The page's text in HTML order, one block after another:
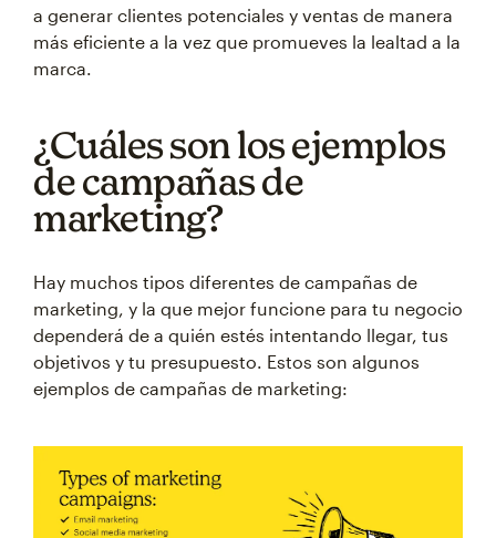
a generar clientes potenciales y ventas de manera
más eficiente a la vez que promueves la lealtad a la
marca.
¿Cuáles son los ejemplos
de campañas de
marketing?
Hay muchos tipos diferentes de campañas de
marketing, y la que mejor funcione para tu negocio
dependerá de a quién estés intentando llegar, tus
objetivos y tu presupuesto. Estos son algunos
ejemplos de campañas de marketing: